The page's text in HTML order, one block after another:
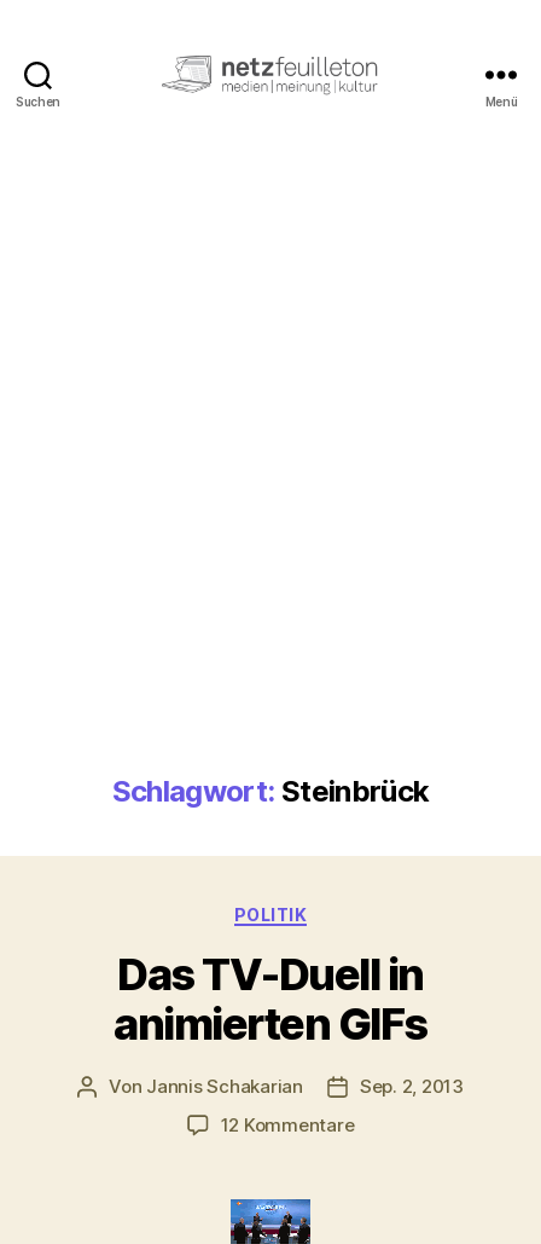
Suchen Menü
Schlagwort: Steinbrück
Kategorien
POLITIK
Das TV-Duell in
animierten GIFs
Beitragsautor
Von Jannis Schakarian
Sep. 2, 2013
12 Kommentarezu